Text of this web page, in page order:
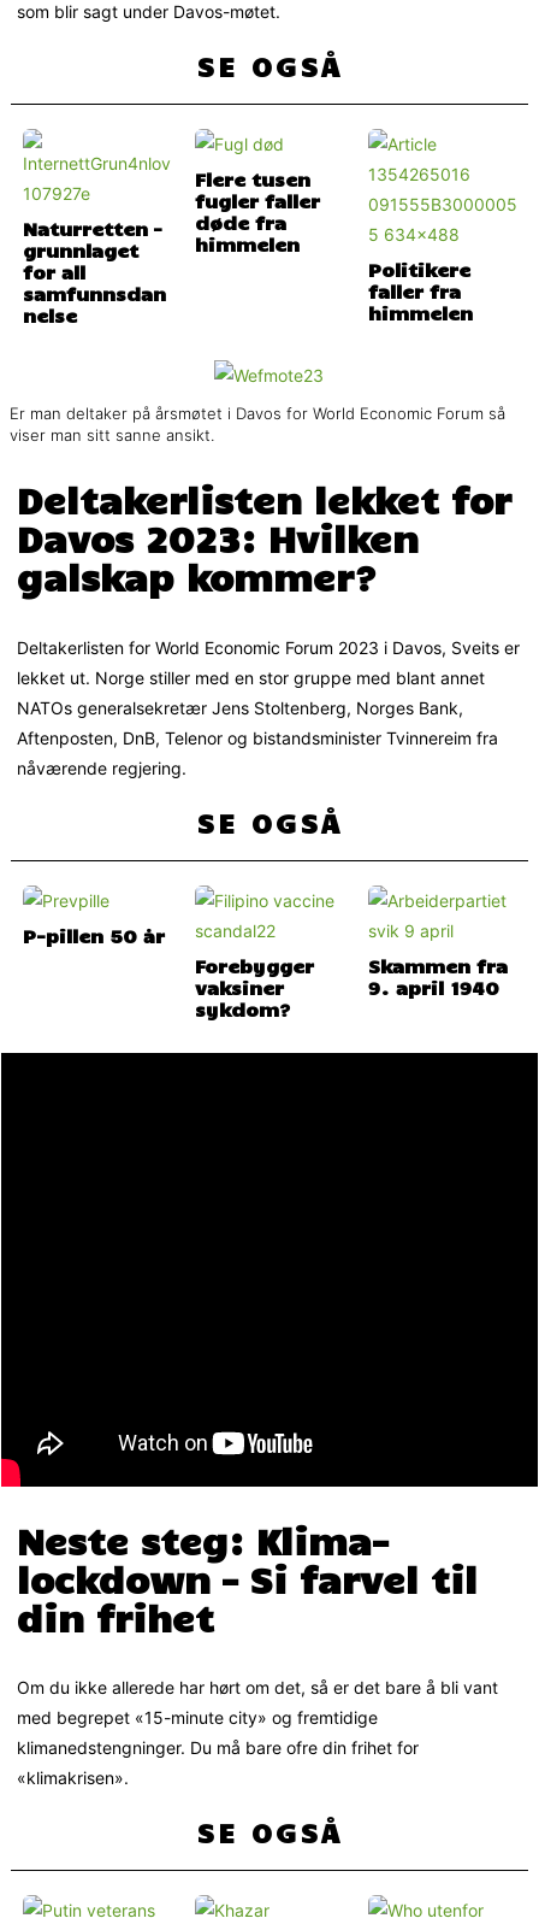
som blir sagt under Davos-møtet.
SE OGSÅ
Naturretten –
grunnlaget
for all
samfunnsdan
nelse
Flere tusen
fugler faller
døde fra
himmelen
Politikere
faller fra
himmelen
Er man deltaker på årsmøtet i Davos for World Economic Forum så
viser man sitt sanne ansikt.
Deltakerlisten lekket for
Davos 2023: Hvilken
galskap kommer?
Deltakerlisten for World Economic Forum 2023 i Davos, Sveits er
lekket ut. Norge stiller med en stor gruppe med blant annet
NATOs generalsekretær Jens Stoltenberg, Norges Bank,
Aftenposten, DnB, Telenor og bistandsminister Tvinnereim fra
nåværende regjering.
SE OGSÅ
P-pillen 50 år
Forebygger
vaksiner
sykdom?
Skammen fra
9. april 1940
Neste steg: Klima-
lockdown – Si farvel til
din frihet
Om du ikke allerede har hørt om det, så er det bare å bli vant
med begrepet «15-minute city» og fremtidige
klimanedstengninger. Du må bare ofre din frihet for
«klimakrisen».
SE OGSÅ